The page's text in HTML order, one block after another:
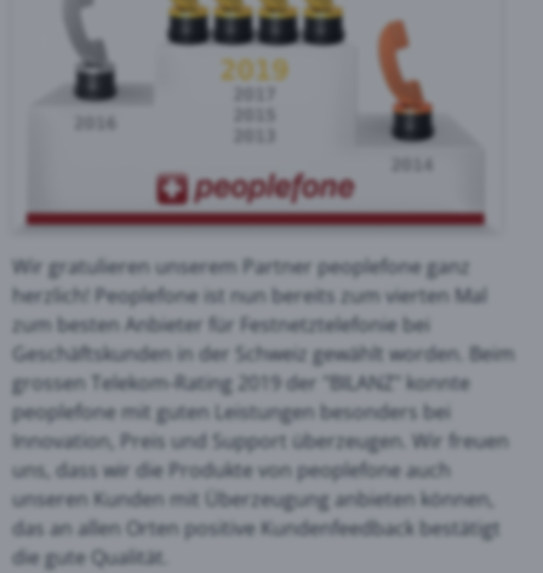
Wir gratulieren unserem Partner peoplefone ganz
herzlich! Peoplefone ist nun bereits zum vierten Mal
zum besten Anbieter für Festnetztelefonie bei
Geschäftskunden in der Schweiz gewählt worden. Beim
grossen Telekom-Rating 2019 der "BILANZ" konnte
peoplefone mit guten Leistungen besonders bei
Innovation, Preis und Support überzeugen. Wir freuen
uns, dass wir die Produkte von peoplefone auch
unseren Kunden mit Überzeugung anbieten können,
das an allen Orten positive Kundenfeedback bestätigt
die gute Qualität.